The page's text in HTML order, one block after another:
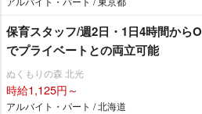
保育スタッフ/週2日・1日4時間から
でプライベートとの両立可能
ぬくもりの森 北光
時給1,125円～
アルバイト・パート / 北海道